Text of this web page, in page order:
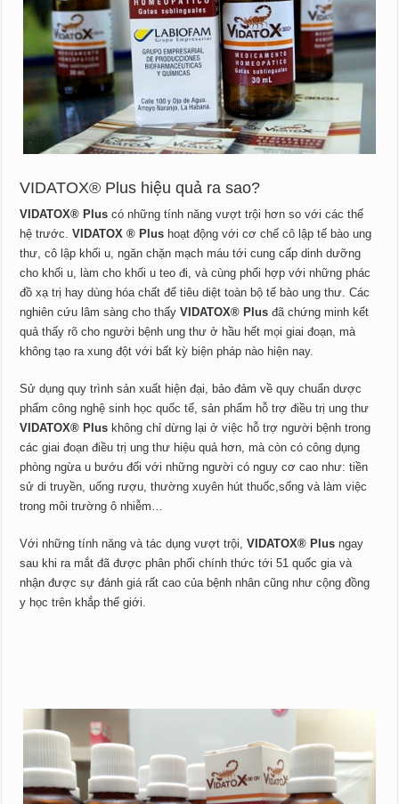
VIDATOX® Plus hiệu quả ra sao?
VIDATOX® Plus có những tính năng vượt trội hơn so với các thế
hệ trước.VIDATOX ® Plus hoạt động với cơ chế cô lập tế bào ung
thư, cô lập khối u, ngăn chặn mạch máu tới cung cấp dinh dưỡng
cho khối u, làm cho khối u teo đi, và cùng phối hợp với những phác
đồ xạ trị hay dùng hóa chất để tiêu diệt toàn bộ tế bào ung thư. Các
nghiên cứu lâm sàng cho thấyVIDATOX® Plus đã chứng minh kết
quả thấy rõ cho người bệnh ung thư ở hầu hết mọi giai đoạn, mà
không tạo ra xung đột với bất kỳ biện pháp nào hiện nay.
Sử dụng quy trình sản xuất hiện đại, bảo đảm về quy chuẩn dược
phẩm công nghệ sinh học quốc tế, sản phẩm hỗ trợ điều trị ung thư
VIDATOX® Plus không chỉ dừng lại ở việc hỗ trợ người bệnh trong
các giai đoạn điều trị ung thư hiệu quả hơn, mà còn có công dụng
phòng ngừa u bướu đối với những người có nguy cơ cao như: tiền
sử di truyền, uống rượu, thường xuyên hút thuốc,sống và làm việc
trong môi trường ô nhiễm…
Với những tính năng và tác dụng vượt trội, VIDATOX® Plus ngay
sau khi ra mắt đã được phân phối chính thức tới 51 quốc gia và
nhận được sự đánh giá rất cao của bệnh nhân cũng như cộng đồng
y học trên khắp thế giới.